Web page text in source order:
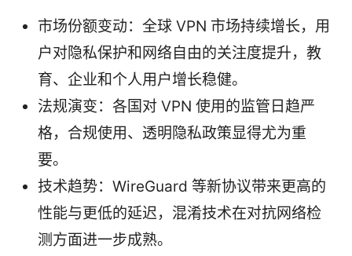
市场份额变动：全球 VPN 市场持续增长，用
户对隐私保护和网络自由的关注度提升，教
育、企业和个人用户增长稳健。
法规演变：各国对 VPN 使用的监管日趋严
格，合规使用、透明隐私政策显得尤为重
要。
技术趋势：WireGuard 等新协议带来更高的
性能与更低的延迟，混淆技术在对抗网络检
测方面进一步成熟。